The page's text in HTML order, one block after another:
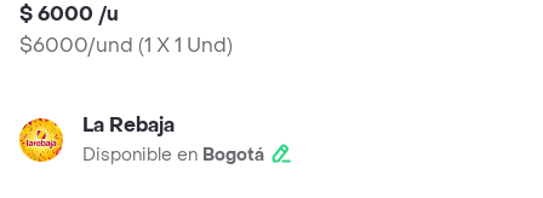
$ 6000 /u
$6000/und (1 X 1 Und)
La Rebaja
Disponible en Bogotá